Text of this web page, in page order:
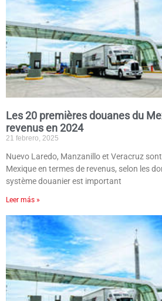
Les 20 premières douanes du
revenus en 2024
21 febrero, 2025
Nuevo Laredo, Manzanillo et Veracruz
Mexique en termes de revenus, selon les
système douanier est important
Leer más »